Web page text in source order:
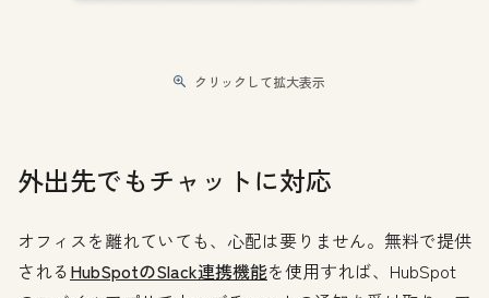
クリックして拡大表示
外出先でもチャットに対応
オフィスを離れていても、心配は要りません。無料で提供
されるHubSpotのSlack連携機能を使用すれば、HubSpot